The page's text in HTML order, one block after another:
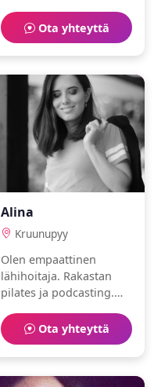
maalaaminen. Olen
positiivinen ja
empaattinen. Toivon
löytäväni
lämminhenkisen
ihmisen.
Ota yhteyttä
Alina
Kruunupyy
Olen empaattinen
lähihoitaja. Rakastan
pilates ja podcasting.
elämän seikkailuihin.
Ota yhteyttä